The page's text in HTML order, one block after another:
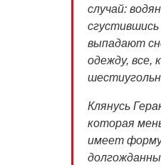
случай:
сгустившись
выпадают
одежду, все,
Клянусь
которая
имеет